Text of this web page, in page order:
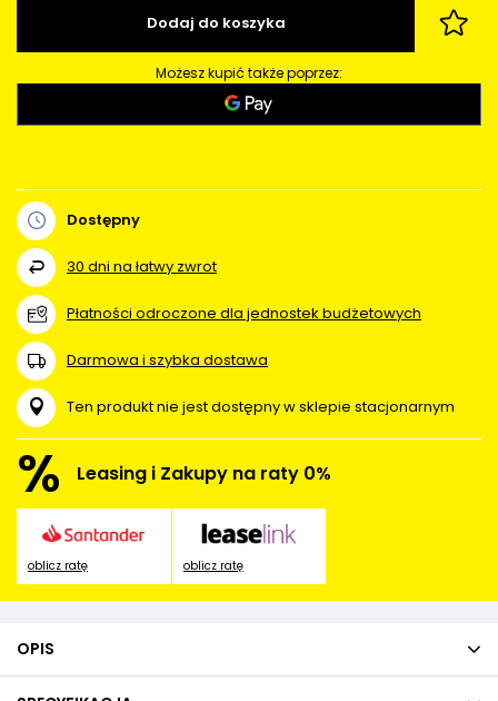
Dodaj do koszyka
Możesz kupić także poprzez:
Dostępny
30 dni na łatwy zwrot
Płatności odroczone dla jednostek budżetowych
Darmowa i szybka dostawa
Ten produkt nie jest dostępny w sklepie stacjonarnym
% Leasing i Zakupy na raty 0%
oblicz ratę oblicz ratę
OPIS